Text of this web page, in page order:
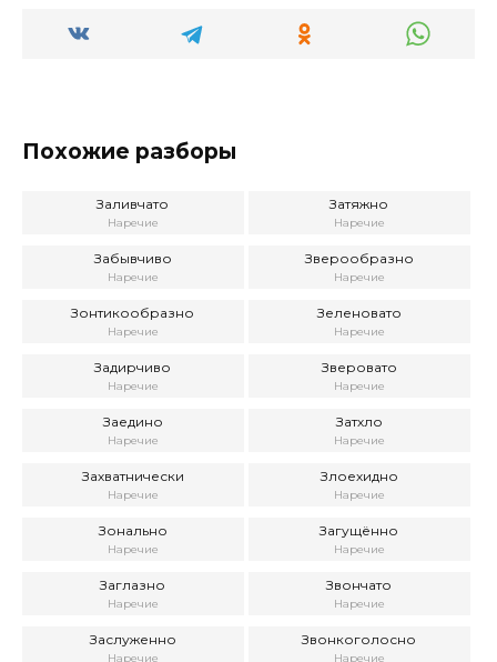
Похожие разборы
Заливчато
Наречие
Затяжно
Наречие
Забывчиво
Наречие
Зверообразно
Наречие
Зонтикообразно
Наречие
Зеленовато
Наречие
Задирчиво
Наречие
Зверовато
Наречие
Заедино
Наречие
Затхло
Наречие
Захватнически
Наречие
Злоехидно
Наречие
Зонально
Наречие
Загущённо
Наречие
Заглазно
Наречие
Звончато
Наречие
Заслуженно
Наречие
Звонкоголосно
Наречие